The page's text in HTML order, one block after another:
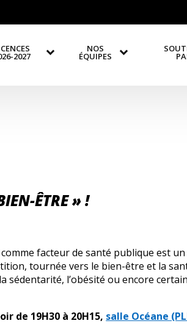
2027
NOS
ÉQUIPES
ÊTRE » !
facteur de santé publique est
tournée vers le bien-être et la
sédentarité, l’obésité ou encore
de 19H30 à 20H15, salle Océane